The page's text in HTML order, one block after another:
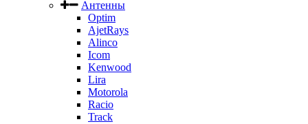
Антенны
Optim
AjetRays
Alinco
Icom
Kenwood
Lira
Motorola
Racio
Track